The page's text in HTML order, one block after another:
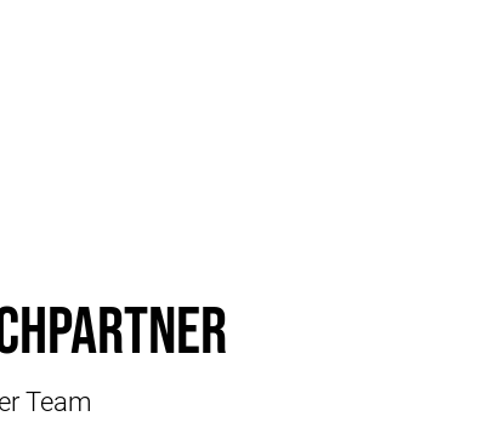
Team